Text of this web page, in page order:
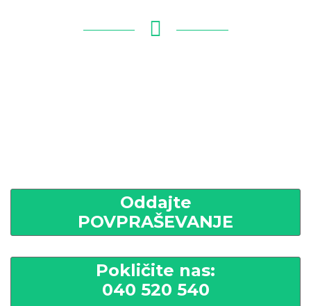
Oddajte
POVPRAŠEVANJE
Pokličite nas:
040 520 540